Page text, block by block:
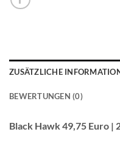
ZUSÄTZLICHE
BEWERTUNGEN (0)
Black Hawk 49,75 Euro |